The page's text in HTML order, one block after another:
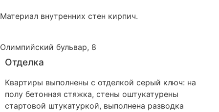
Материал внутренних стен кирпич.
Олимпийский бульвар, 8
Отделка
Квартиры выполнены с отделкой серый ключ: на
полу бетонная стяжка, стены оштукатурены
стартовой штукатуркой, выполнена разводка